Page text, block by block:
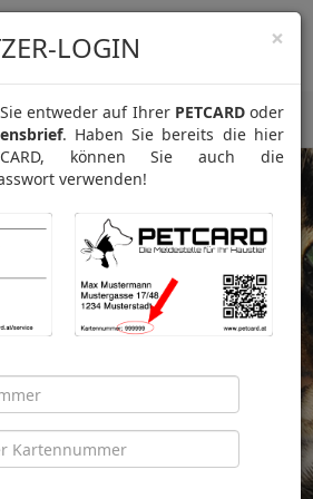
ein-/
registrieren?
nachhause zu bringen!
registrieren »
×
LOGIN
entweder auf Ihrer PETCARDoder
. Haben Sie bereits die hier
können Sie auch die
verwenden!